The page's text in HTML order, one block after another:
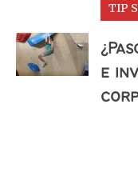
TIP
e